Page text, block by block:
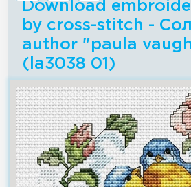
Download
by cross-stitch -
author "paula
(la3038 01)